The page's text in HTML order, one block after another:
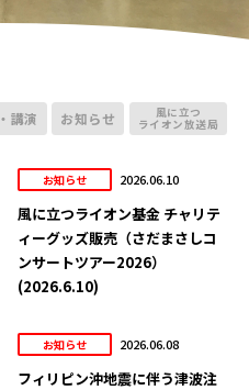
講演 お知らせ 風に立つ
ライオン放送局
お知らせ 2026.06.10
風に立つライオン基金 チャリテ
ィーグッズ販売（さだまさしコ
ンサートツアー2026）
(2026.6.10)
お知らせ 2026.06.08
フィリピン沖地震に伴う津波注